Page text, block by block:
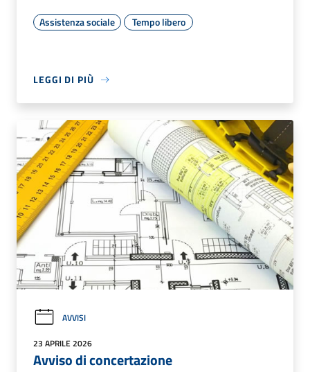
Assistenza sociale Tempo libero
LEGGI DI PIÙ
AVVISI
23 APRILE 2026
Avviso di concertazione